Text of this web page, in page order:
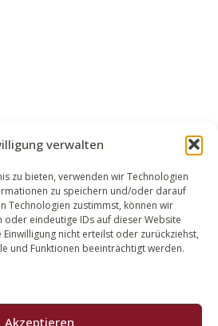
verwalten
zu bieten, verwenden wir Technologien
zu speichern und/oder darauf
Technologien zustimmst, können wir
oder eindeutige IDs auf dieser Website
nicht erteilst oder zurückziehst,
und Funktionen beeinträchtigt werden.
Akzeptieren
rechtsanwaelte.de